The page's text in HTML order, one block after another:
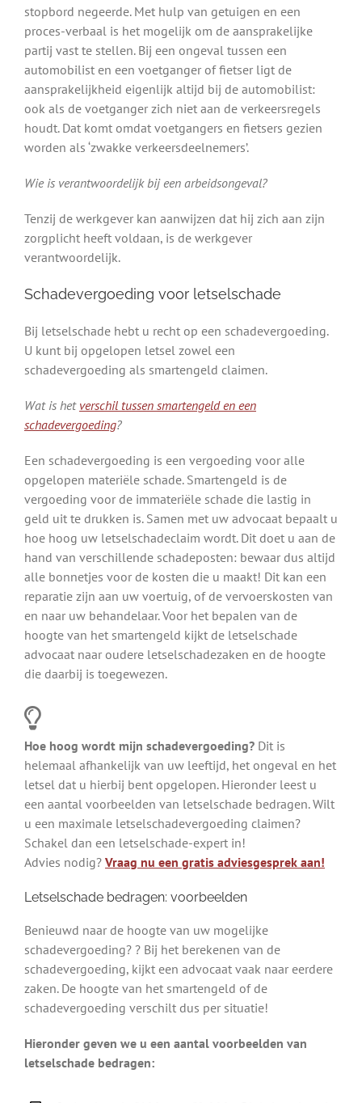
stopbord negeerde. Met hulp van getuigen en een
proces-verbaal is het mogelijk om de aansprakelijke
partij vast te stellen. Bij een ongeval tussen een
automobilist en een voetganger of fietser ligt de
aansprakelijkheid eigenlijk altijd bij de automobilist:
ook als de voetganger zich niet aan de verkeersregels
houdt. Dat komt omdat voetgangers en fietsers gezien
worden als ‘zwakke verkeersdeelnemers’.
Wie is verantwoordelijk bij een arbeidsongeval?
Tenzij de werkgever kan aanwijzen dat hij zich aan zijn
zorgplicht heeft voldaan, is de werkgever
verantwoordelijk.
Schadevergoeding voor letselschade
Bij letselschade hebt u recht op een schadevergoeding.
U kunt bij opgelopen letsel zowel een
schadevergoeding als smartengeld claimen.
Wat is het verschil tussen smartengeld en een
schadevergoeding?
Een schadevergoeding is een vergoeding voor alle
opgelopen materiële schade. Smartengeld is de
vergoeding voor de immateriële schade die lastig in
geld uit te drukken is. Samen met uw advocaat bepaalt u
hoe hoog uw letselschadeclaim wordt. Dit doet u aan de
hand van verschillende schadeposten: bewaar dus altijd
alle bonnetjes voor de kosten die u maakt! Dit kan een
reparatie zijn aan uw voertuig, of de vervoerskosten van
en naar uw behandelaar. Voor het bepalen van de
hoogte van het smartengeld kijkt de letselschade
advocaat naar oudere letselschadezaken en de hoogte
die daarbij is toegewezen.
Hoe hoog wordt mijn schadevergoeding? Dit is
helemaal afhankelijk van uw leeftijd, het ongeval en het
letsel dat u hierbij bent opgelopen. Hieronder leest u
een aantal voorbeelden van letselschade bedragen. Wilt
u een maximale letselschadevergoeding claimen?
Schakel dan een letselschade-expert in!
Advies nodig? Vraag nu een gratis adviesgesprek aan!
Letselschade bedragen: voorbeelden
Benieuwd naar de hoogte van uw mogelijke
schadevergoeding? ? Bij het berekenen van de
schadevergoeding, kijkt een advocaat vaak naar eerdere
zaken. De hoogte van het smartengeld of de
schadevergoeding verschilt dus per situatie!
Hieronder geven we u een aantal voorbeelden van
letselschade bedragen: